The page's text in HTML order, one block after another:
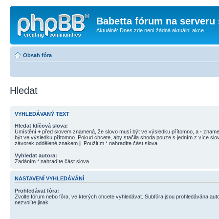
Babetta fórum na serveru
Aktuálně: Dnes zde není žádná aktuální akce...
Obsah fóra
Hledat
VYHLEDÁVANÝ TEXT
Hledat klíčová slova:
Umístění + před slovem znamená, že slovo musí být ve výsledku přítomno, a -
být ve výsledku přítomno. Pokud chcete, aby stačila shoda pouze s jedním z více
závorek oddělené znakem | . Použitím * nahradíte část slova
Vyhledat autora:
Zadáním * nahradíte část slova
NASTAVENÍ VYHLEDÁVÁNÍ
Prohledávat fóra:
Zvolte fórum nebo fóra, ve kterých chcete vyhledávat. Subfóra jsou prohledávána
nezvolíte jinak.